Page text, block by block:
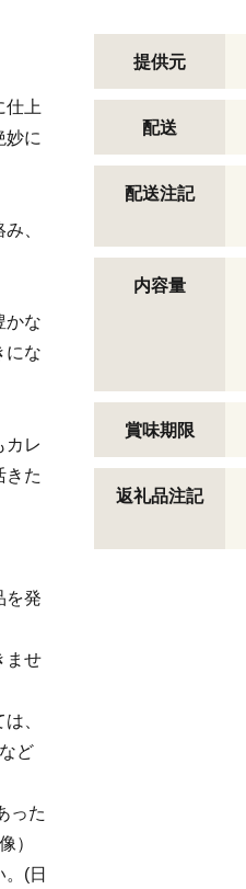
仕上
妙に
、
かな
にな
カレ
きた
を発
ませ
、
ど
った
）
(日
提供元
配送
配送注記
内容量
賞味期限
返礼品注記